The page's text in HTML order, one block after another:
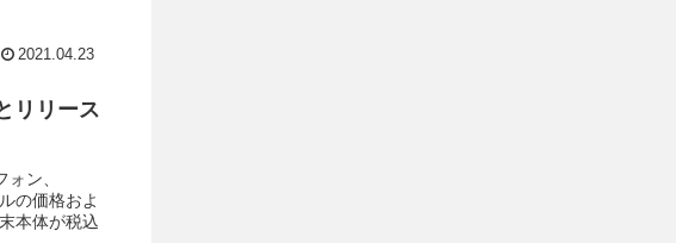
2021.04.23
リリース
ン、
の価格およ
本体が税込